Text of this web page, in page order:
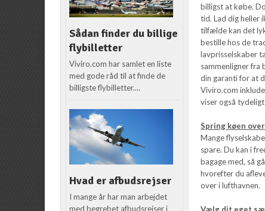
billigst at købe.
tid. Lad dig heller
tilfælde kan det
bestille hos de
lavprisselskaber
sammenligner fra
din garanti for at
Viviro.com
viser også
Spring køen
Mange
spare. Du kan i
bagage med, så
hvorefter du
over i lufthavnen.
Vælg dit eget
Sådan finder du billige
flybilletter
Viviro.com har samlet en liste
med gode råd til at finde de
billigste flybilletter....
Hvad er afbudsrejser
I mange år har man arbejdet
med begrebet afbudsrejser i